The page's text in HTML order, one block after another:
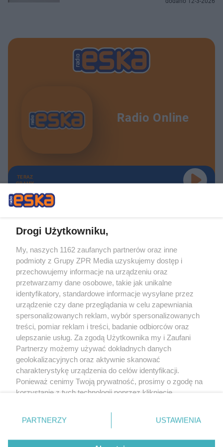
Radio Online
TERAZ
GRAMY
Żaden utwór zamieszczony w serwisie nie może być powielany i
rozpowszechniany lub dalej rozpowszechniany w jakikolwiek sposób (w
tym także elektroniczny lub mechaniczny) na jakimkolwiek polu
eksploatacji w jakiejkolwiek formie, włącznie z umieszczaniem w Internecie
bez pisemnej zgody właściciela praw. Jakiekolwiek użycie lub
wykorzystanie utworów w całości lub w części z naruszeniem prawa, tzn.
bez właściwej zgody, jest zabronione pod groźbą kary i może być ścigane
prawnie.
O nas
Drogi Użytkowniku,
My, naszych 1162 zaufanych partnerów oraz inne
podmioty z Grupy ZPR Media uzyskujemy dostęp i
przechowujemy informacje na urządzeniu oraz
przetwarzamy dane osobowe, takie jak unikalne
identyfikatory, standardowe informacje wysyłane przez
urządzenie czy dane przeglądania w celu zapewniania
spersonalizowanych reklam, wybór spersonalizowanych
treści, pomiar reklam i treści, badanie odbiorców oraz
ulepszanie usług. Za zgodą Użytkownika my i Zaufani
Partnerzy możemy używać dokładnych danych
geolokalizacyjnych oraz aktywnie skanować
charakterystykę urządzenia do celów identyfikacji.
Ponieważ cenimy Twoją prywatność, prosimy o zgodę na
korzystanie z tych technologii poprzez kliknięcie
zmienić/wycofać klikając przycisk ustawień prywatności
znajdujący się w lewym dolnym rogu strony
rodzaje przetwarzania danych nie wymagają zgody
PARTNERZY USTAWIENIA